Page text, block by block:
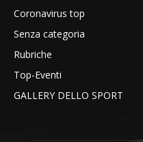
Coronavirus top
Senza categoria
Rubriche
Top-Eventi
GALLERY DELLO SPORT